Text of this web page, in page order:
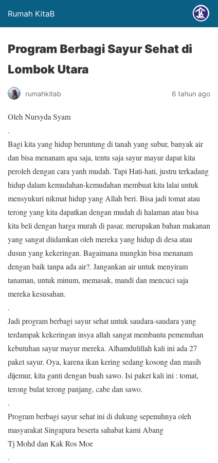
Rumah KitaB
Program Berbagi Sayur Sehat di
Lombok Utara
rumahkitab 6 tahun ago
Oleh Nursyda Syam
.
Bagi kita yang hidup beruntung di tanah yang subur, banyak air
dan bisa menanam apa saja, tentu saja sayur mayur dapat kita
peroleh dengan cara yanh mudah. Tapi Hati-hati, justru terkadang
hidup dalam kemudahan-kemudahan membuat kita lalai untuk
mensyukuri nikmat hidup yang Allah beri. Bisa jadi tomat atau
terong yang kita dapatkan dengan mudah di halaman atau bisa
kita beli dengan harga murah di pasar, merupakan bahan makanan
yang sangat diidamkan oleh mereka yang hidup di desa atau
dusun yang kekeringan. Bagaimana mungkin bisa menanam
dengan baik tanpa ada air?. Jangankan air untuk menyiram
tanaman, untuk minum, memasak, mandi dan mencuci saja
mereka kesusahan.
.
Jadi program berbagi sayur sehat untuk saudara-saudara yang
terdampak kekeringan insya allah sangat membantu pemenuhan
kebutuhan sayur mayur mereka. Alhamdulillah kali ini ada 27
paket sayur. Oya, karena ikan kering sedang kosong dan masih
dijemur, kita ganti dengan buah sawo. Isi paket kali ini : tomat,
terong bulat terong panjang, cabe dan sawo.
.
Program berbagi sayur sehat ini di dukung sepenuhnya oleh
masyarakat Singapura beserta sahabat kami Abang
Tj Mohd dan Kak Ros Moe
.